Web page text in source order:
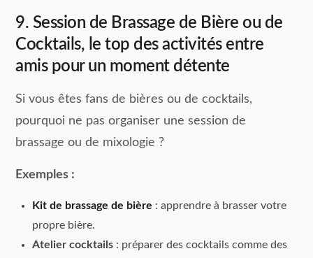
9. Session de Brassage de Bière ou de
Cocktails, le top des activités entre
amis pour un moment détente
Si vous êtes fans de bières ou de cocktails,
pourquoi ne pas organiser une session de
brassage ou de mixologie ?
Exemples :
Kit de brassage de bière : apprendre à brasser votre
propre bière.
Atelier cocktails : préparer des cocktails comme des